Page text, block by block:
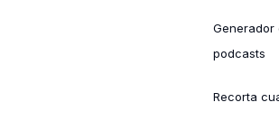
Generador
podcasts
Recorta